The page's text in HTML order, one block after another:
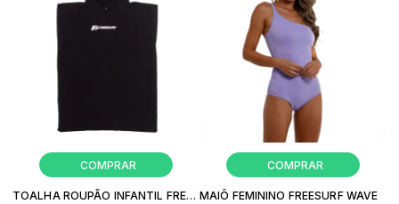
TOALHA ROUPÃO INFANTIL FREESURF CLASSIC MAIÔ FEMININO FREESURF WAVE